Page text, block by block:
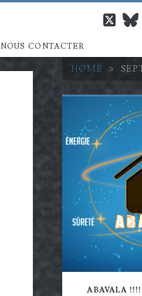
NOUS CONTACTER
twitter
HOME >
Barre
latérale
ABAVALA !!!!